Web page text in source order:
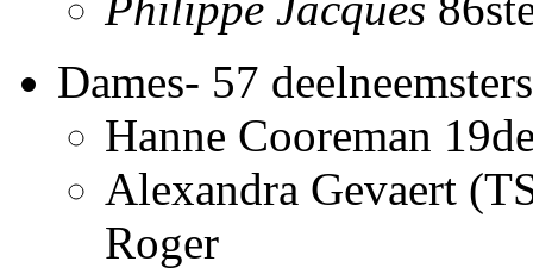
Dames- 57 deelneemsters
Hanne Cooreman
Alexandra Gevaert
Roger